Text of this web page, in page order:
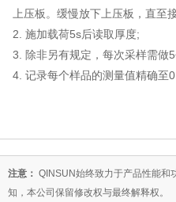
上压板。缓慢放下上压板，直至
2. 施加载荷5s后读取厚度;
3. 除非另有规定，每次采样需做
4. 记录每个样品的测量值精确至
注意： QINSUN始终致力于产品性能和
知，本公司保留修改权与最终解释权。